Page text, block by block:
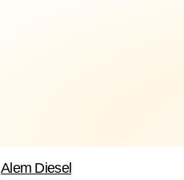
Alem Diesel